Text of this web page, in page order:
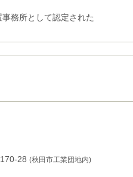
務所として認定された
28 (秋田市工業団地内)